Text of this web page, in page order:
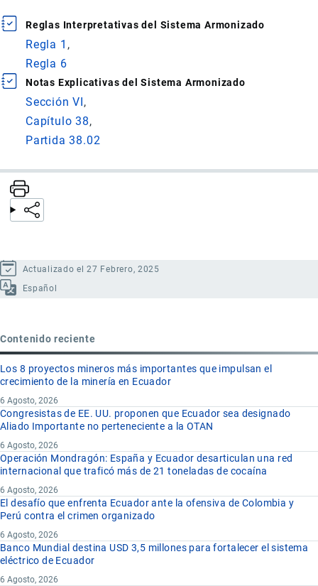
Reglas Interpretativas del Sistema Armonizado
Regla 1
Regla 6
Notas Explicativas del Sistema Armonizado
Sección VI
Capítulo 38
Partida 38.02
Actualizado el 27 Febrero, 2025
Español
Contenido reciente
Los 8 proyectos mineros más importantes que impulsan el
crecimiento de la minería en Ecuador
6 Agosto, 2026
Congresistas de EE. UU. proponen que Ecuador sea designado
Aliado Importante no perteneciente a la OTAN
6 Agosto, 2026
Operación Mondragón: España y Ecuador desarticulan una red
internacional que traficó más de 21 toneladas de cocaína
6 Agosto, 2026
El desafío que enfrenta Ecuador ante la ofensiva de Colombia y
Perú contra el crimen organizado
6 Agosto, 2026
Banco Mundial destina USD 3,5 millones para fortalecer el sistema
eléctrico de Ecuador
6 Agosto, 2026